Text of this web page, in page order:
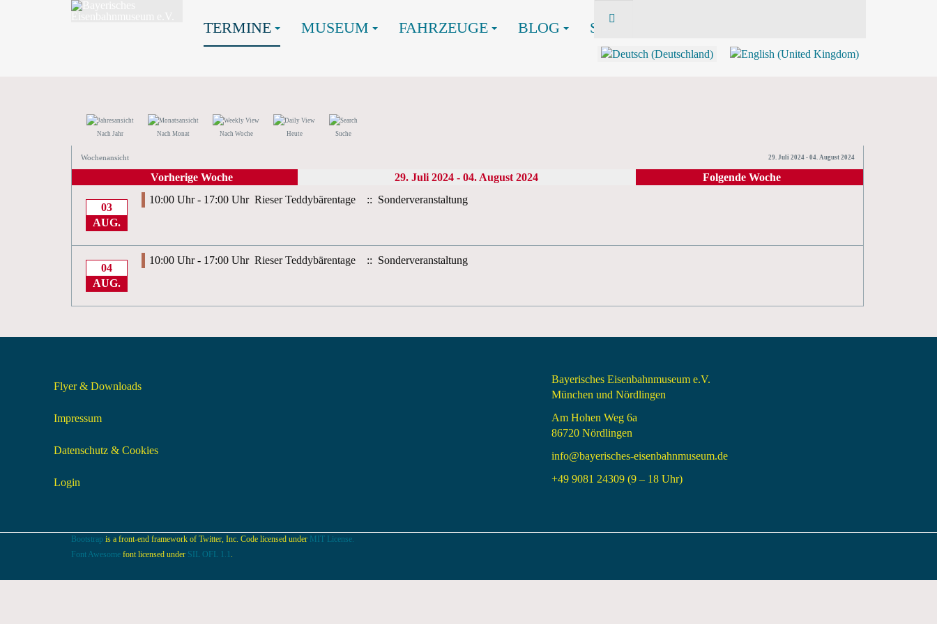
TERMINE MUSEUM FAHRZEUGE BLOG SHOP
Nach Jahr Nach Monat Nach Woche Heute Suche
Wochenansicht 29. Juli 2024 - 04. August 2024
Vorherige Woche 29. Juli 2024 - 04. August 2024 Folgende Woche
03
AUG.
10:00 Uhr - 17:00 Uhr Rieser Teddybärentage :: Sonderveranstaltung
04
AUG.
10:00 Uhr - 17:00 Uhr Rieser Teddybärentage :: Sonderveranstaltung
Flyer & Downloads
Impressum
Datenschutz & Cookies
Login
Bayerisches Eisenbahnmuseum e.V.
München und Nördlingen
Am Hohen Weg 6a
86720 Nördlingen
info@bayerisches-eisenbahnmuseum.de
+49 9081 24309 (9 – 18 Uhr)
Bootstrap is a front-end framework of Twitter, Inc. Code licensed under MIT License.
Font Awesome font licensed under SIL OFL 1.1 .